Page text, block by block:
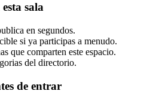
sala
en segundos.
si ya participas a menudo.
que comparten este espacio.
del directorio.
de entrar